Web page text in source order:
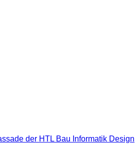
der HTL Bau Informatik Design